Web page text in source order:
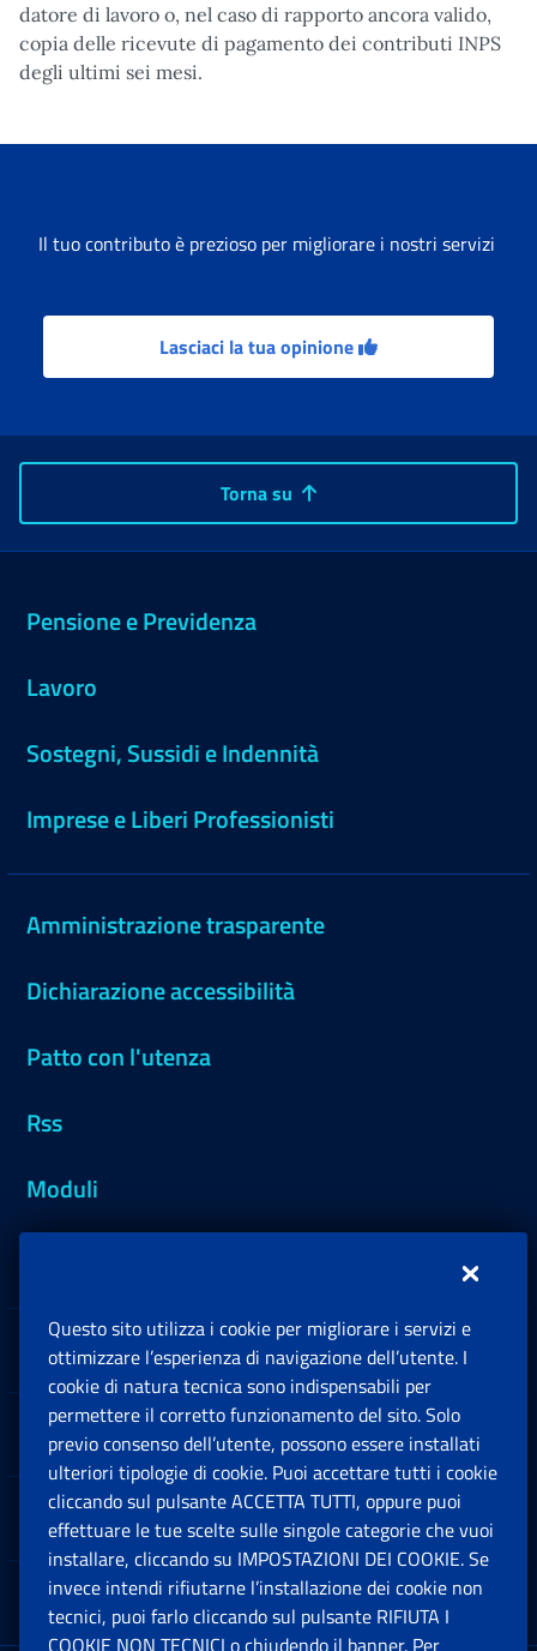
datore di lavoro o, nel caso di rapporto ancora valido,
copia delle ricevute di pagamento dei contributi INPS
degli ultimi sei mesi.
Il tuo contributo è prezioso per migliorare i nostri servizi
Lasciaci la tua opinione
Torna su
Pensione e Previdenza
Lavoro
Sostegni, Sussidi e Indennità
Imprese e Liberi Professionisti
Amministrazione trasparente
Dichiarazione accessibilità
Patto con l'utenza
Rss
Moduli
Sedi e Contatti
Software
Note Legali
App mobile
Questo sito utilizza i cookie per migliorare i servizi e
ottimizzare l’esperienza di navigazione dell’utente. I
cookie di natura tecnica sono indispensabili per
permettere il corretto funzionamento del sito. Solo
previo consenso dell’utente, possono essere installati
ulteriori tipologie di cookie. Puoi accettare tutti i cookie
cliccando sul pulsante ACCETTA TUTTI, oppure puoi
effettuare le tue scelte sulle singole categorie che vuoi
installare, cliccando su IMPOSTAZIONI DEI COOKIE. Se
invece intendi rifiutarne l’installazione dei cookie non
tecnici, puoi farlo cliccando sul pulsante RIFIUTA I
COOKIE NON TECNICI o chiudendo il banner. Per